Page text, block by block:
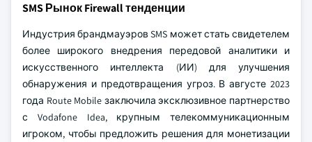
SMS Рынок Firewall тенденции
Индустрия брандмауэров SMS может стать свидетелем
более широкого внедрения передовой аналитики и
искусственного интеллекта (ИИ) для улучшения
обнаружения и предотвращения угроз. В августе 2023
года Route Mobile заключила эксклюзивное партнерство
с Vodafone Idea, крупным телекоммуникационным
игроком, чтобы предложить решения для монетизации